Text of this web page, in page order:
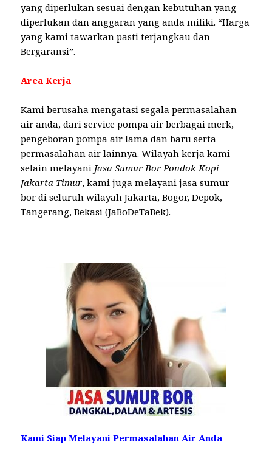
yang diperlukan sesuai dengan kebutuhan yang
diperlukan dan anggaran yang anda miliki. “Harga
yang kami tawarkan pasti terjangkau dan
Bergaransi”.
Area Kerja
Kami berusaha mengatasi segala permasalahan
air anda, dari service pompa air berbagai merk,
pengeboran pompa air lama dan baru serta
permasalahan air lainnya. Wilayah kerja kami
selain melayani Jasa Sumur Bor Pondok Kopi
Jakarta Timur, kami juga melayani jasa sumur
bor di seluruh wilayah Jakarta, Bogor, Depok,
Tangerang, Bekasi (JaBoDeTaBek).
Kami Siap Melayani Permasalahan Air Anda